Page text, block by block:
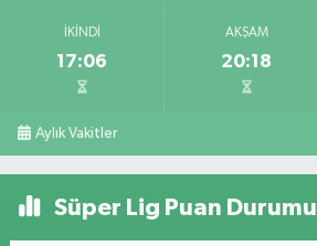
İKINDI
17:06
AKŞAM
20:18
Aylık Vakitler
Süper Lig Puan Durumu